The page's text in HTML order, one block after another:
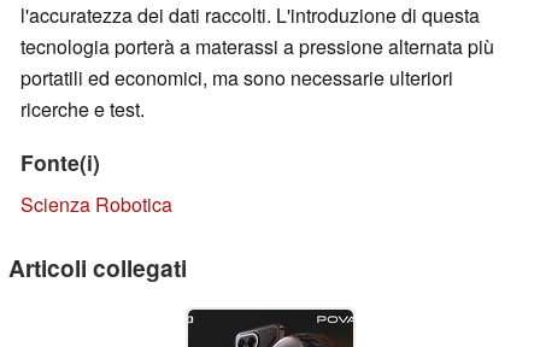
l'accuratezza dei dati raccolti. L'introduzione di questa
tecnologia porterà a materassi a pressione alternata più
portatili ed economici, ma sono necessarie ulteriori
ricerche e test.
Fonte(i)
Scienza Robotica
Articoli collegati